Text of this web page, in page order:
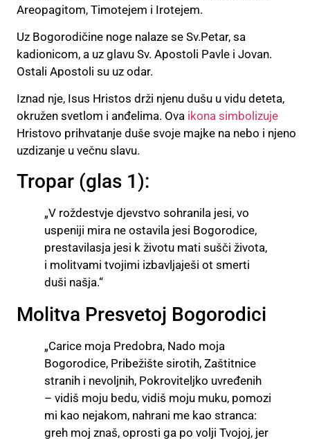
Areopagitom, Timotejem i Irotejem.
Uz Bogorodičine noge nalaze se Sv.Petar, sa
kadionicom, a uz glavu Sv. Apostoli Pavle i Jovan.
Ostali Apostoli su uz odar.
Iznad nje, Isus Hristos drži njenu dušu u vidu deteta,
okružen svetlom i anđelima. Ova ikona simbolizuje
Hristovo prihvatanje duše svoje majke na nebo i njeno
uzdizanje u večnu slavu.
Tropar (glas 1):
„V roždestvje djevstvo sohranila jesi, vo
uspeniji mira ne ostavila jesi Bogorodice,
prestavilasja jesi k životu mati sušči života,
i molitvami tvojimi izbavljaješi ot smerti
duši našja.“
Molitva Presvetoj Bogorodici
„Carice moja Predobra, Nado moja
Bogorodice, Pribežište sirotih, Zaštitnice
stranih i nevoljnih, Pokroviteljko uvređenih
– vidiš moju bedu, vidiš moju muku, pomozi
mi kao nejakom, nahrani me kao stranca:
greh moj znaš, oprosti ga po volji Tvojoj, jer